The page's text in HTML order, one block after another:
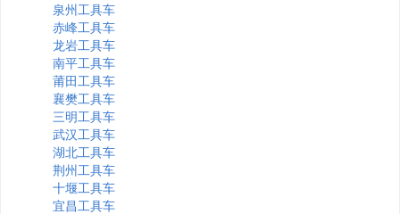
泉州工具车
赤峰工具车
龙岩工具车
南平工具车
莆田工具车
襄樊工具车
三明工具车
武汉工具车
湖北工具车
荆州工具车
十堰工具车
宜昌工具车